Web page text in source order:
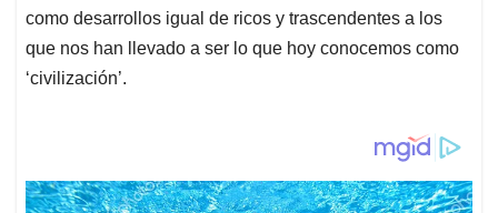
como desarrollos igual de ricos y trascendentes a los
que nos han llevado a ser lo que hoy conocemos como
‘civilización’.